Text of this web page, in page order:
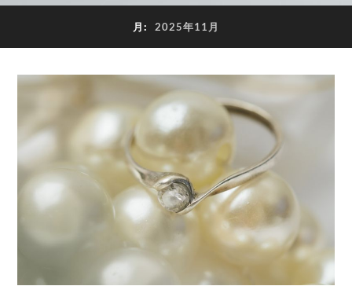
月: 2025年11月